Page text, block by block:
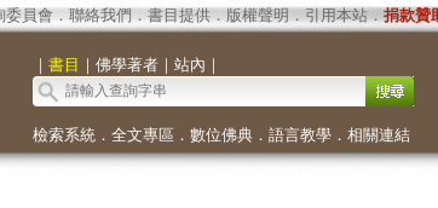
委員會． 聯絡我們 ． 書目提供． 版權聲明 ． 引用本站． 捐款贊
｜ 書目 ｜ 佛學著者｜ 站內 ｜
檢索系統． 全文專區 ． 數位佛典． 語言教學． 相關連結